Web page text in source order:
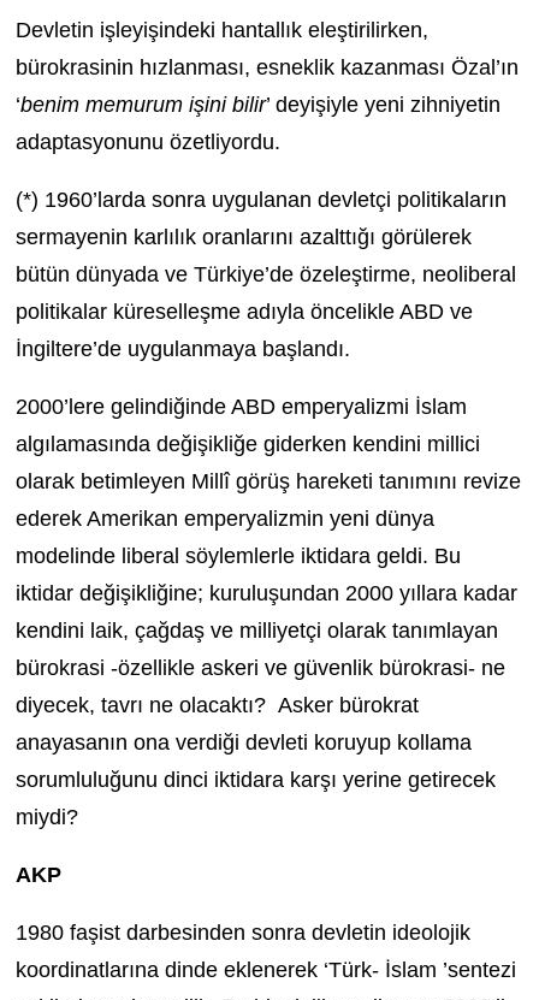
Devletin işleyişindeki hantallık eleştirilirken,
bürokrasinin hızlanması, esneklik kazanması Özal’ın
‘benim memurum işini bilir’ deyişiyle yeni zihniyetin
adaptasyonunu özetliyordu.
(*) 1960’larda sonra uygulanan devletçi politikaların
sermayenin karlılık oranlarını azalttığı görülerek
bütün dünyada ve Türkiye’de özeleştirme, neoliberal
politikalar küreselleşme adıyla öncelikle ABD ve
İngiltere’de uygulanmaya başlandı.
2000’lere gelindiğinde ABD emperyalizmi İslam
algılamasında değişikliğe giderken kendini millici
olarak betimleyen Millî görüş hareketi tanımını revize
ederek Amerikan emperyalizmin yeni dünya
modelinde liberal söylemlerle iktidara geldi. Bu
iktidar değişikliğine; kuruluşundan 2000 yıllara kadar
kendini laik, çağdaş ve milliyetçi olarak tanımlayan
bürokrasi -özellikle askeri ve güvenlik bürokrasi- ne
diyecek, tavrı ne olacaktı? Asker bürokrat
anayasanın ona verdiği devleti koruyup kollama
sorumluluğunu dinci iktidara karşı yerine getirecek
miydi?
AKP
1980 faşist darbesinden sonra devletin ideolojik
koordinatlarına dinde eklenerek ‘Türk- İslam ’sentezi